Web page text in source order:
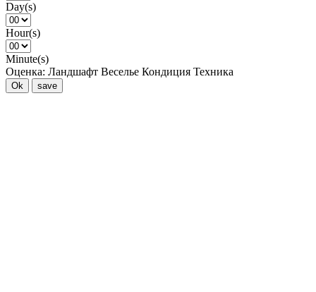
Day(s)
Hour(s)
Minute(s)
Оценка: Ландшафт Веселье Кондиция Техника
Ok save